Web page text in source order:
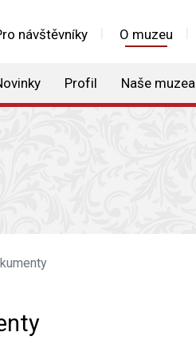
návštěvníky O muzeu
Profil Naše muzea